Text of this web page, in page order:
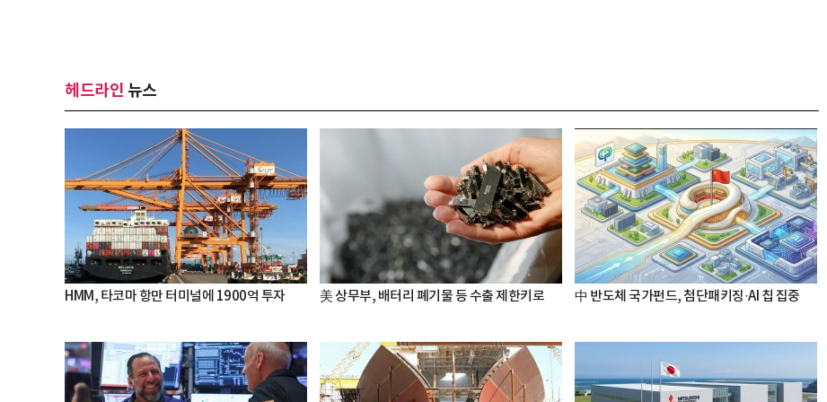
헤드라인 뉴스
HMM, 타코마 항만 터미널에 1900억 투자 美 상무부, 배터리 폐기물 등 수출 제한키로 中 반도체 국가펀드, 첨단패키징·AI 칩 집중